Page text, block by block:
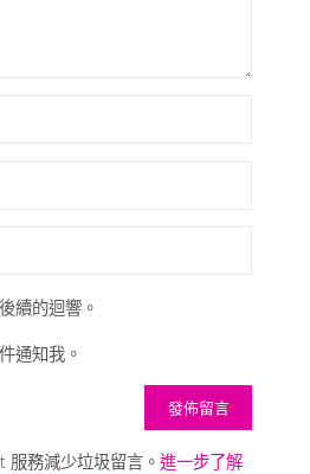
續的迴響。
通知我。
務減少垃圾留言。 進一步了解